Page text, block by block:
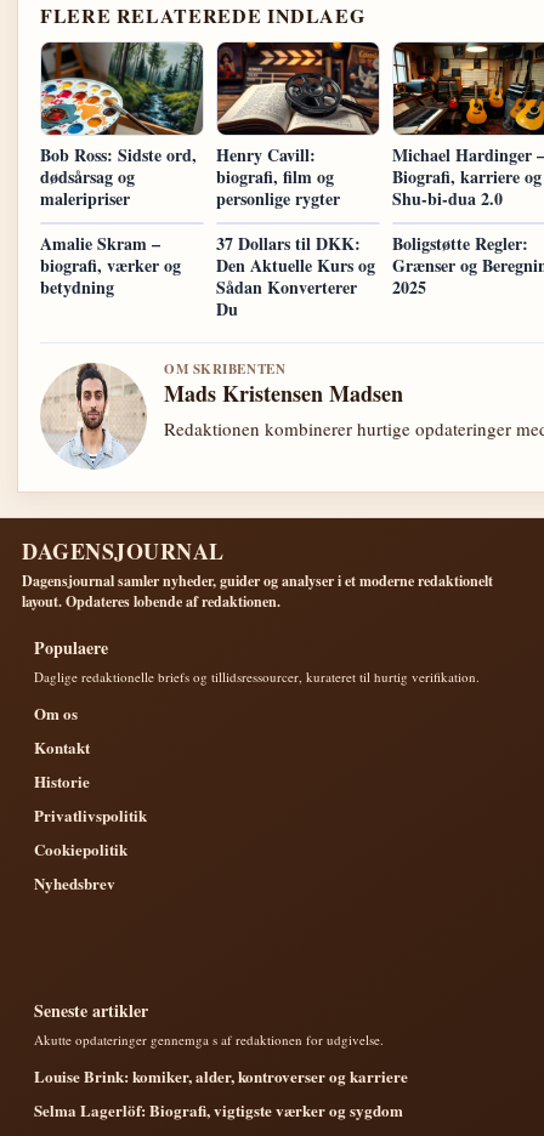
FLERE RELATEREDE INDLAEG
Bob Ross: Sidste ord,
dødsårsag og
maleripriser
Henry Cavill:
biografi, film og
personlige rygter
Michael Hardinger –
Biografi, karriere og
Shu-bi-dua 2.0
Amalie Skram –
biografi, værker og
betydning
37 Dollars til DKK:
Den Aktuelle Kurs og
Sådan Konverterer
Du
Boligstøtte Regler:
Grænser og
2025
OM SKRIBENTEN
Mads Kristensen Madsen
Redaktionen kombinerer hurtige opdateringer
DAGENSJOURNAL
Dagensjournal samler nyheder, guider og analyser i et moderne redaktionelt
layout. Opdateres lobende af redaktionen.
Populaere
Daglige redaktionelle briefs og tillidsressourcer, kurateret til hurtig verifikation.
Om os
Kontakt
Historie
Privatlivspolitik
Cookiepolitik
Nyhedsbrev
Seneste artikler
Akutte opdateringer gennemga s af redaktionen for udgivelse.
Louise Brink: komiker, alder, kontroverser og karriere
Selma Lagerlöf: Biografi, vigtigste værker og sygdom